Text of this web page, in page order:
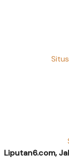
Liputan6.com,